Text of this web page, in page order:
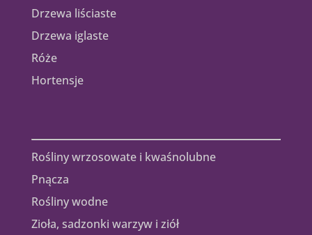
Drzewa liściaste
Drzewa iglaste
Róże
Hortensje
Rośliny wrzosowate i kwaśnolubne
Pnącza
Rośliny wodne
Zioła, sadzonki warzyw i ziół